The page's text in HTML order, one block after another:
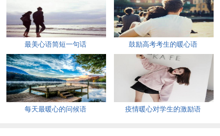
花纷飞，是我为你点燃的烟花，愿你在这个冬季里，身体暖暖和
和，日子快快乐乐！
7、天使托我告诉你：你的好运和天上星星一样多，愉悦像
海底鱼儿一样多！早上睁开眼，射向你的第一缕阳光即是一切完
美开始！祝你开心每一天！
8、红尘嚣，浮华一世转瞬空。
最美心语简短一句话 鼓励高考考生的暖心语
每天最暖心的问候语 疫情暖心对学生的激励语